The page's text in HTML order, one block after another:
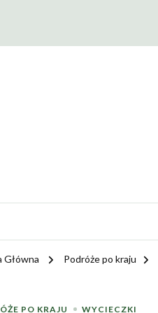
Główna Podróże po kraju
PO KRAJU WYCIECZKI